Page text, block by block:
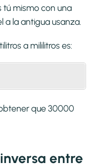
tú mismo con una
a la antigua usanza.
a mililitroses:
que 30000
entre